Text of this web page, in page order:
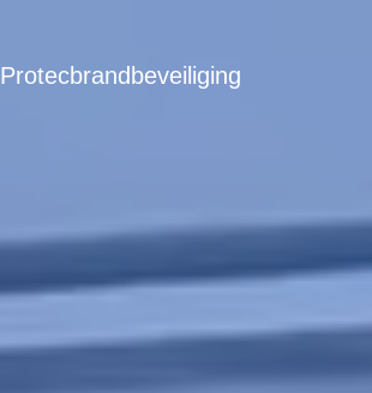
Protecbrandbeveiliging